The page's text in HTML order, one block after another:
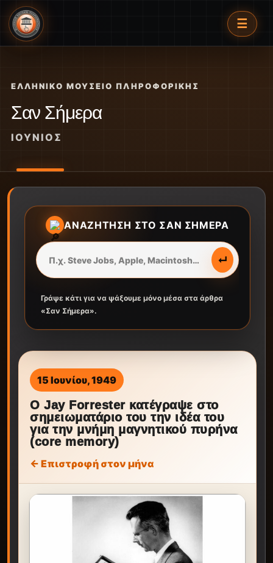
☰
ΕΛΛΗΝΙΚΌ ΜΟΥΣΕΊΟ ΠΛΗΡΟΦΟΡΙΚΉΣ
Σαν Σήμερα
ΙΟΎΝΙΟΣ
ΑΝΑΖΉΤΗΣΗ ΣΤΟ ΣΑΝ ΣΉΜΕΡΑ
↵
Γράψε κάτι για να ψάξουμε μόνο μέσα στα άρθρα
«Σαν Σήμερα».
15 Ιουνίου, 1949
Ο Jay Forrester κατέγραψε στο
σημειωματάριο του την ιδέα του
για την μνήμη μαγνητικού πυρήνα
(core memory)
← Επιστροφή στον μήνα